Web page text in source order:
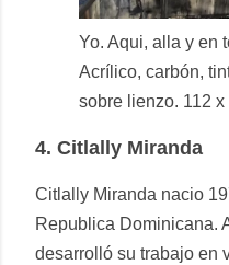
Yo. Aqui, alla y en
Acrílico, carbón,
sobre lienzo. 112
4. Citlally Miranda
Citlally Miranda nacio
Republica Dominicana.
desarrolló su trabajo en